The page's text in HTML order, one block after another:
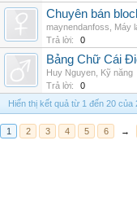
Chuyên bán
maynendanfoss
Máy
Trả lời:
0
Bảng Chữ Cái
Huy Nguyen Kỹ năng
Trả lời:
0
Hiển thị kết quả từ 1 đến 20 của
1 2 3 4 5 6 →